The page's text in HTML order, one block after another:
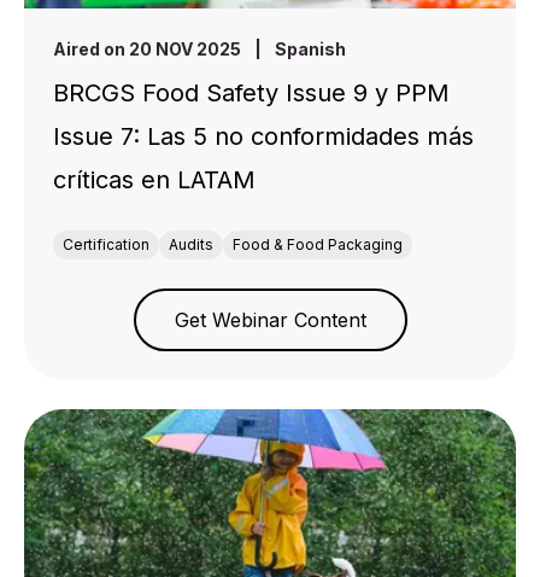
Aired on 20 NOV 2025 Spanish
BRCGS Food Safety Issue 9 y PPM
Issue 7: Las 5 no conformidades más
críticas en LATAM
Certification Audits Food & Food Packaging
Get Webinar Content